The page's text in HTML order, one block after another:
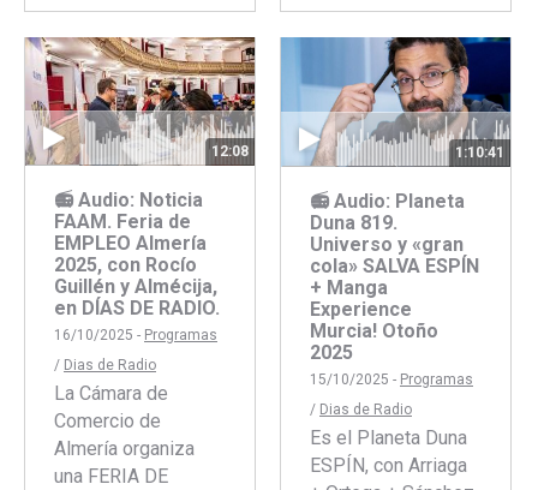
con
Facebook
con
Twitter
12:08
📻 Audio: Noticia
FAAM. Feria de
EMPLEO Almería
2025, con Rocío
Guillén y Almécija,
en DÍAS DE RADIO.
16/10/2025 - Programas
/ Dias de Radio
La Cámara de
Comercio de
Almería organiza
una FERIA DE
1:10:41
📻 Audio: Planeta
Duna 819.
Universo y «gran
cola» SALVA ESPÍN
+ Manga
Experience
Murcia! Otoño
2025
15/10/2025 - Programas
/ Dias de Radio
Es el Planeta Duna
ESPÍN, con Arriaga